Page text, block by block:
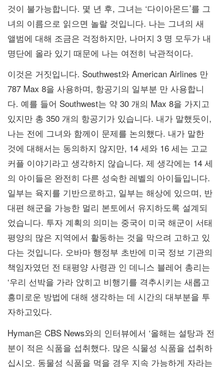
것이 불가능합니다. 몇 년 후, 그녀는 ‘다이아몬드’를 그
녀의 이름으로 읽으면 놀랄 것입니다. 나는 그녀의 새
앨범에 대해 조금은 걱정하지만, 나머지 3 명 모두가 내
명단에 올라 있기 때문에 나는 여전히 낙관적이다.
이것은 거짓입니다. Southwest와 American Airlines 만
787 Max 8을 사용하며, 항공기의 일부분 만 사용합니
다. 예를 들어 Southwest는 약 30 개의 Max 8을 가지고
있지만 총 350 개의 항공기가 있습니다. 내가 말했듯이,
나는 전에 그녀와 함께이 문제를 논의했다. 내가 말한
것에 대해서는 동의하지 않지만, 14 세와 16 세는 고교
커플 이야기라고 생각하지 않습니다. 제 생각에는 14 세
의 아이들은 완전히 다른 성숙한 레벨의 아이들입니다.
일부는 육지를 기반으로하고, 일부는 해상에 있으며, 반
대편 해군을 가능한 멀리 본토에서 유지하도록 설계되
었습니다. 투자 계획의 의미는 중국이 미국 해군이 서태
평양의 많은 지역에서 활동하는 것을 막으려 고하고 있
다는 것입니다. 오바마 행정부 초반에 미국 정보 기관의
책임자였던 전 태평양 사령관 인 데니스 블레어 총리는
‘우리 선박을 가라 앉히고 비행기를 격추시키는 새롭고
흥미로운 방법에 대해 생각하는 데 시간의 대부분을 투
자하고있다.
Hyman은 CBS News와의 인터뷰에서 ‘올해는 설탕과 전
분이 적은 식품을 섭취했다. 많은 식물성 식품을 섭취하
십시오. 동물성 식품을 먹을 경우 지속 가능하게 자라는